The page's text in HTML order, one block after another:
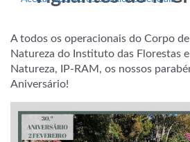
A todos os operacionais do Corpo
Natureza do Instituto das Florestas
Natureza, IP-RAM, os nossos
Aniversário!